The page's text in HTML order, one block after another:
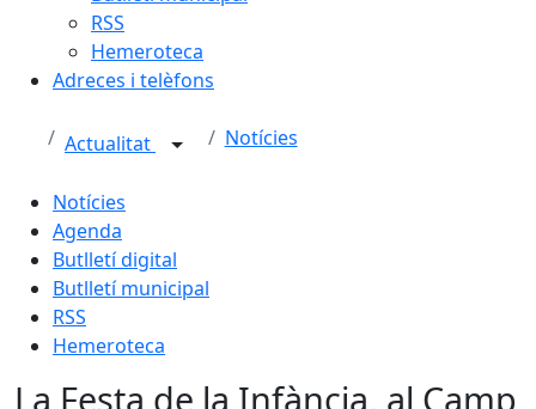
RSS
Hemeroteca
Adreces i telèfons
Actualitat Notícies
Notícies
Agenda
Butlletí digital
Butlletí municipal
RSS
Hemeroteca
La Festa de la Infància, al Camp